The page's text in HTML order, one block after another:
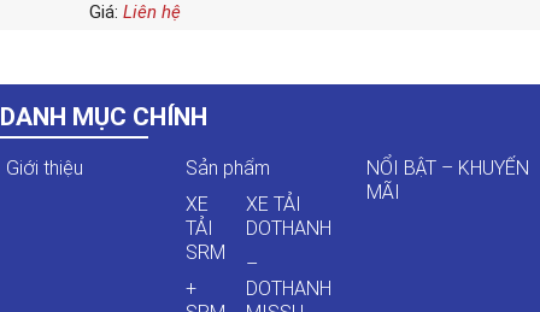
Giá: Liên hệ
DANH MỤC CHÍNH
Giới thiệu
Sản phẩm
XE
TẢI
SRM
+
XE TẢI
DOTHANH
–
DOTHANH
NỔI BẬT – KHUYẾN
MÃI